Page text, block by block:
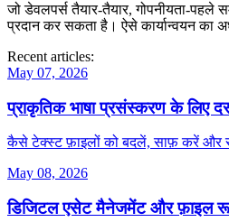
जो डेवलपर्स तैयार‑तैयार,
प्रदान कर सकता है। ऐसे कार्यान्वयन का
Recent articles:
May 07, 2026
प्राकृतिक भाषा प्रसंस्करण के लिए
कैसे टेक्स्ट फ़ाइलों को बदलें, साफ़ करें और
May 08, 2026
डिजिटल एसेट मैनेजमेंट और फ़ाइल